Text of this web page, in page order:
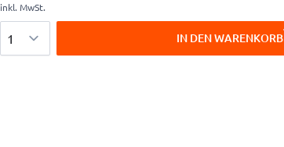
inkl. MwSt.
IN DEN WARENKORB